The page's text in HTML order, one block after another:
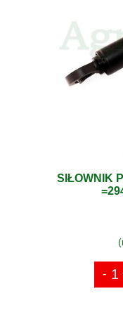
SIŁOWNIK